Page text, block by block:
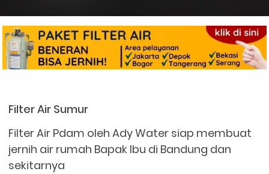
Filter Air Sumur
Filter Air Pdam oleh Ady Water siap membuat
jernih air rumah Bapak Ibu di Bandung dan
sekitarnya